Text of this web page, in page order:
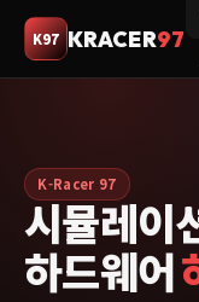
K97 KRACER97
K-Racer 97
시뮬레이
하드웨어